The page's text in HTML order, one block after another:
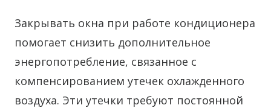
Закрывать окна при работе кондиционера
помогает снизить дополнительное
энергопотребление, связанное с
компенсированием утечек охлажденного
воздуха. Эти утечки требуют постоянной